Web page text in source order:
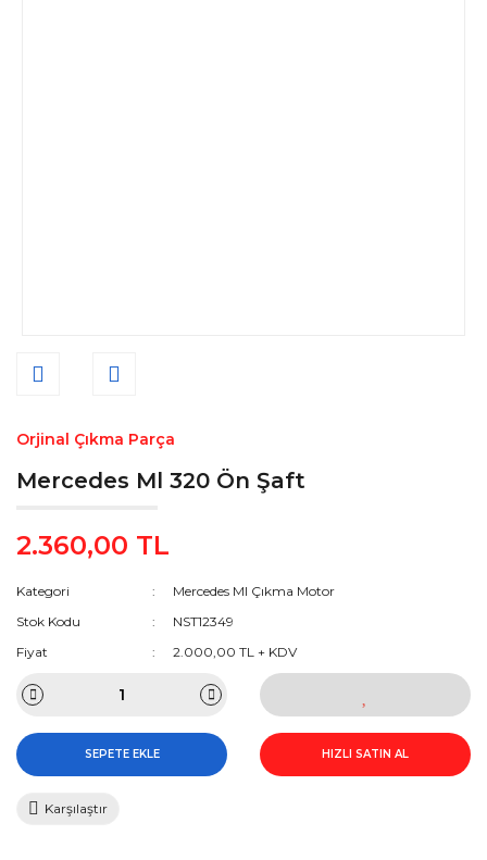
Orjinal Çıkma Parça
Mercedes Ml 320 Ön Şaft
2.360,00 TL
Kategori
Mercedes Ml Çıkma Motor
Stok Kodu
NST12349
Fiyat
2.000,00 TL + KDV
SEPETE EKLE HIZLI SATIN AL
Karşılaştır